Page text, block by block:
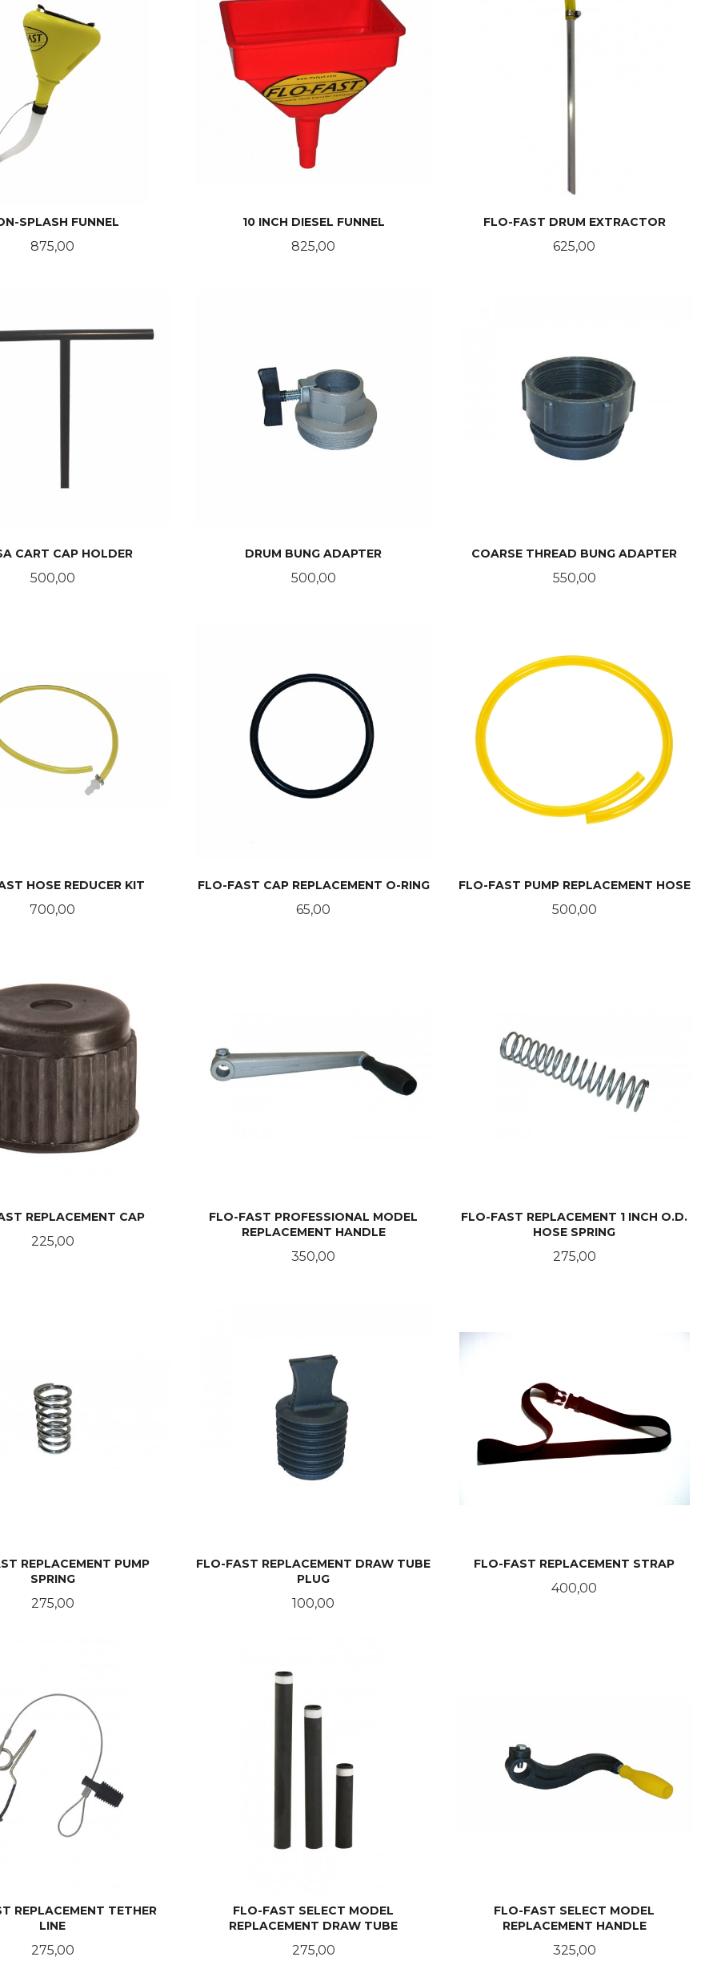
SPLASH FUNNEL
Pris
875,00
10 INCH DIESEL FUNNEL
Pris
825,00
FLO-FAST DRUM EXTRACTOR
Pris
625,00
CART CAP HOLDER
Pris
500,00
DRUM BUNG ADAPTER
Pris
500,00
COARSE THREAD BUNG ADAPTER
Pris
550,00
HOSE REDUCER KIT
Pris
700,00
FLO-FAST CAP REPLACEMENT O-RING
Pris
65,00
FLO-FAST PUMP REPLACEMENT HOSE
Pris
500,00
REPLACEMENT CAP
Pris
225,00
FLO-FAST PROFESSIONAL MODEL
REPLACEMENT HANDLE
Pris
350,00
FLO-FAST REPLACEMENT 1 INCH O.D.
HOSE SPRING
Pris
275,00
REPLACEMENT PUMP
SPRING
Pris
275,00
FLO-FAST REPLACEMENT DRAW TUBE
PLUG
Pris
100,00
FLO-FAST REPLACEMENT STRAP
Pris
400,00
REPLACEMENT TETHER
LINE
Pris
275,00
FLO-FAST SELECT MODEL
REPLACEMENT DRAW TUBE
Pris
275,00
FLO-FAST SELECT MODEL
REPLACEMENT HANDLE
Pris
325,00